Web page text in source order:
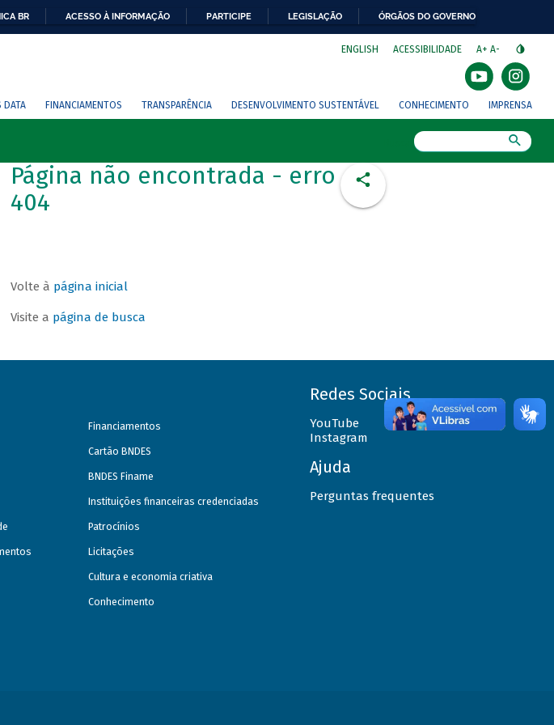
BR ACESSO À INFORMAÇÃO PARTICIPE LEGISLAÇÃO ÓRGÃOS DO GOVERNO
ENGLISH ACESSIBILIDADE A+ A-
DATA FINANCIAMENTOS TRANSPARÊNCIA DESENVOLVIMENTO SUSTENTÁVEL CONHECIMENTO IMPRENSA
Página não encontrada - erro
404
Volte à página inicial
Visite a página de busca
Financiamentos
Cartão BNDES
BNDES Finame
Instituições financeiras credenciadas
Patrocínios
Licitações
Cultura e economia criativa
Conhecimento
Redes Sociais
YouTube
Instagram
Ajuda
Perguntas frequentes